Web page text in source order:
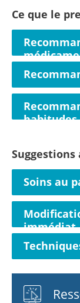
Ce que le
habitudes
Soins au
immédiat